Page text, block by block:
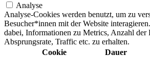
Analyse
Analyse-Cookies werden benutzt, um zu
Besucher*innen mit der Website
dabei, Informationen zu Metrics, Anzahl der
Absprungsrate, Traffic etc. zu erhalten.
Cookie
Dauer